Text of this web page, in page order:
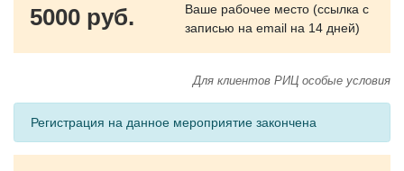
5000 руб.
Ваше рабочее место (ссылка с
записью на email на 14 дней)
Для клиентов РИЦ особые условия
Регистрация на данное мероприятие закончена